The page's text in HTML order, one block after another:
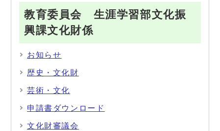
教育委員会 生涯学習部文化振
興課文化財係
お知らせ
歴史・文化財
芸術・文化
申請書ダウンロード
文化財審議会